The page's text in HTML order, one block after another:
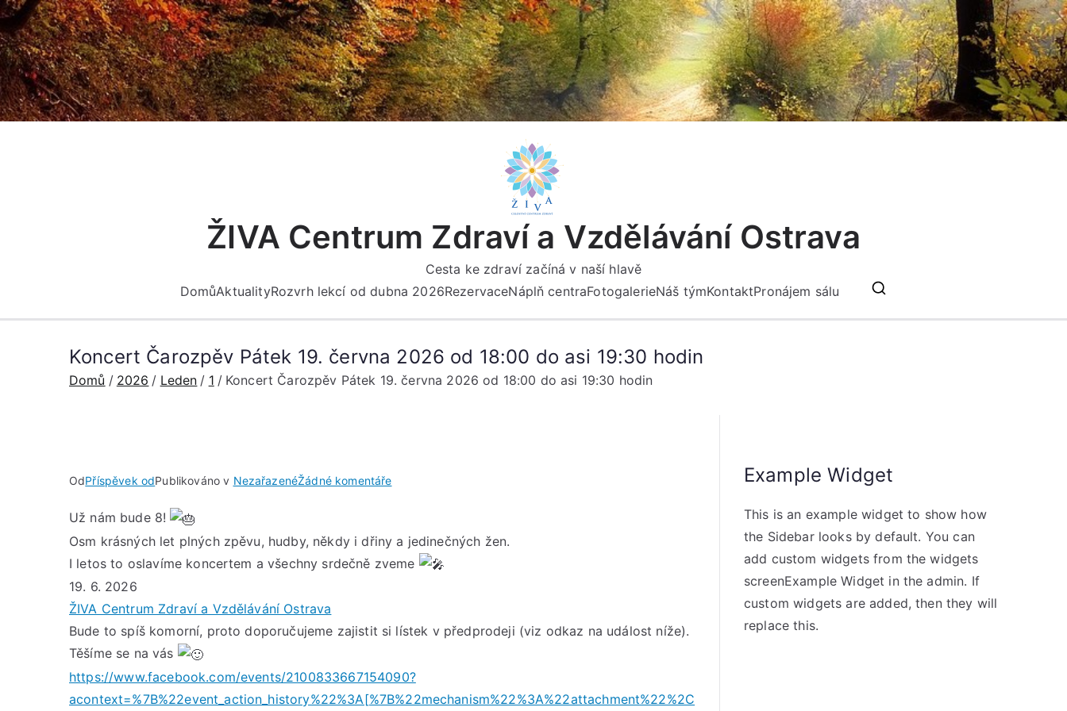
Přeskočit
na
obsah
ŽIVA Centrum Zdraví a Vzdělávání Ostrava
Cesta ke zdraví začíná v naší hlavě
DomůAktualityRozvrh lekcí od dubna 2026RezervaceNáplň centraFotogalerieNáš týmKontaktPronájem sálu
Koncert Čarozpěv Pátek 19. června 2026 od 18:00 do asi 19:30 hodin
Domů 2026 Leden 1 Koncert Čarozpěv Pátek 19. června 2026 od 18:00 do asi 19:30 hodin
OdPříspěvek odPublikováno v NezařazenéŽádné komentářeu
Pátek
19.
18:00
asi
19:30
Už nám bude 8!
Osm krásných let plných zpěvu, hudby, někdy i dřiny a jedinečných žen.
I letos to oslavíme koncertem a všechny srdečně zveme
19. 6. 2026
ŽIVA Centrum Zdraví a Vzdělávání Ostrava
Bude to spíš komorní, proto doporučujeme zajistit si lístek v předprodeji (viz odkaz na událost níže).
Těšíme se na vás
https://www.facebook.com/events/2100833667154090?
acontext=%7B%22event_action_history%22%3A[%7B%22mechanism%22%3A%22attachment%22%2C
Example Widget
This is an example widget to show how
the Sidebar looks by default. You can
add custom widgets from the widgets
screenExample Widget in the admin. If
custom widgets are added, then they will
replace this.